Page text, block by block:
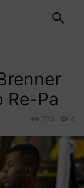
Re-Pa
4
725